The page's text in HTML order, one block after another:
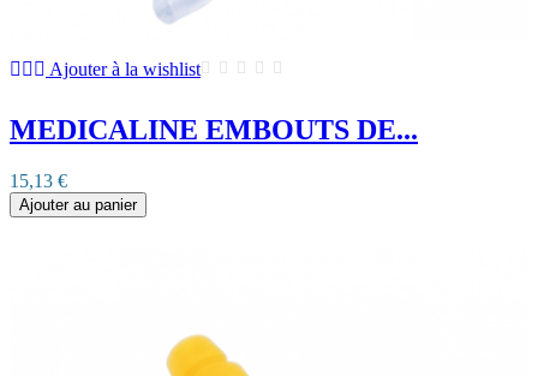
Ajouter à la wishlist
MEDICALINE EMBOUTS DE...
15,13 €
Ajouter au panier